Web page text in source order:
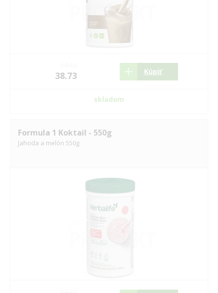
38.73 Kúpiť
skladom
Formula 1 Koktail - 550g
Jahoda a melón 550g